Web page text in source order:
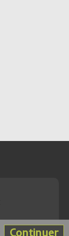
Continuer